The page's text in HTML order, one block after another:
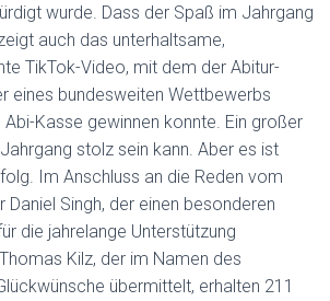
wurde. Dass der Spaß im Jahrgang
auch das unterhaltsame,
TikTok-Video, mit dem der Abitur-
eines bundesweiten Wettbewerbs
Kasse gewinnen konnte. Ein großer
stolz sein kann. Aber es ist
Im Anschluss an die Reden vom
Singh, der einen besonderen
die jahrelange Unterstützung
Kilz, der im Namen des
übermittelt, erhalten 211